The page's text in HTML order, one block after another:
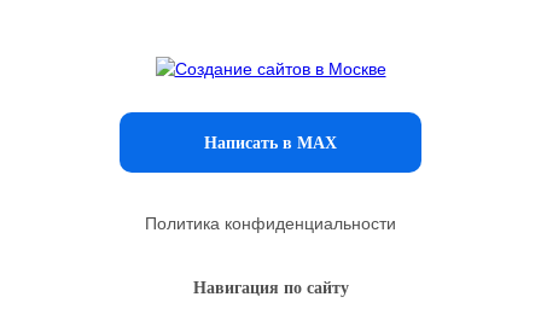
Написать в MAX
Политика конфиденциальности
Навигация по сайту